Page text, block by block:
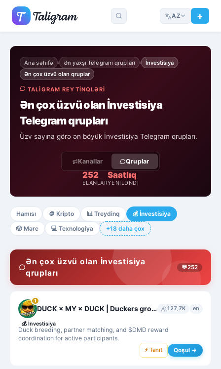
AZ
Ana səhifə › Ən yaxşı Telegram qrupları › İnvestisiya ›
Ən çox üzvü olan qruplar
TALIGRAM REYTINQLƏRI
Ən çox üzvü olan İnvestisiya
Telegram qrupları
Üzv sayına görə ən böyük İnvestisiya Telegram qrupları.
Kanallar Qruplar
252
ELANLAR
Saatlıq
YENILƏNDI
Hamısı 🪙 Kripto 📊 Treydinq 💰 İnvestisiya
🎲 Mərc 💻 Texnologiya +18 daha çox
Ən çox üzvü olan İnvestisiya
qrupları
💬252
1
DUCK × MY × DUCK | Duckers group 127,7K en
Duck breeding, partner matching, and $DMD reward
coordination for active participants.
💰 İnvestisiya
⚡ Tanıt Qoşul →